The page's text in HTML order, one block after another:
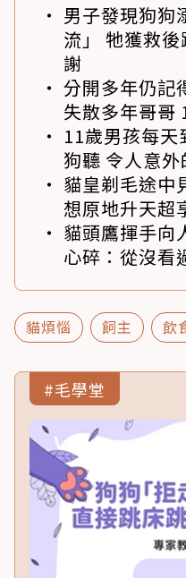
男子發現狗狗
流」 牠獲救
謝
分開多年仍記
失散多年哥哥
11歲男孩每天
狗聽 令人意
貓皇剃毛途中
想原地升天超
貓頭鷹揮手向
心碎：從沒看
貓煩惱 飼主 飲
#毛學堂